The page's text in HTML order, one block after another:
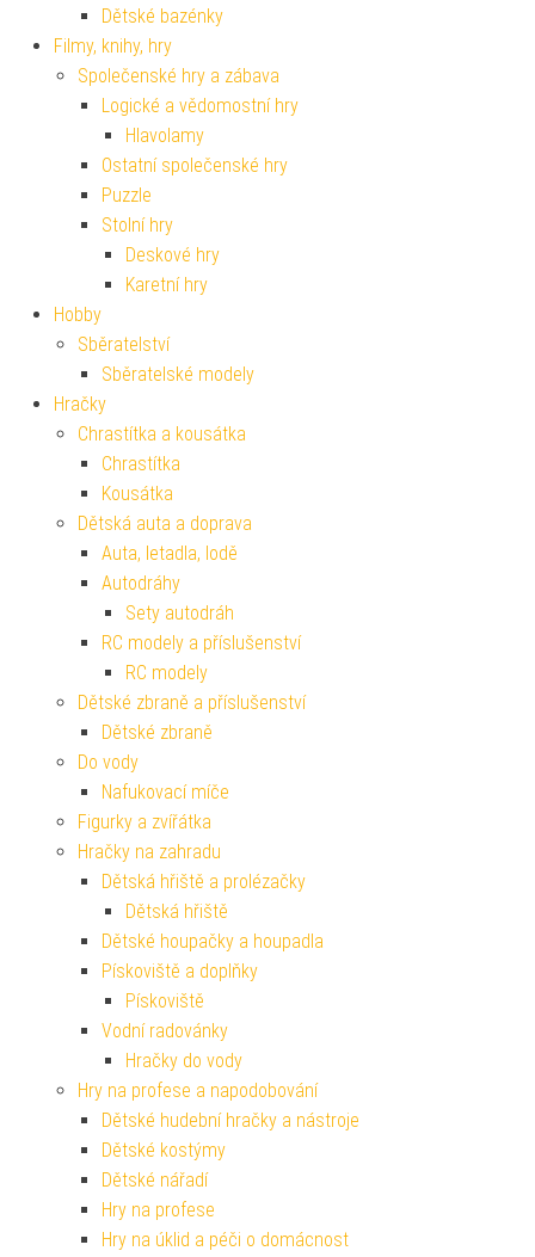
Dětské bazénky
Filmy, knihy, hry
Společenské hry a zábava
Logické a vědomostní hry
Hlavolamy
Ostatní společenské hry
Puzzle
Stolní hry
Deskové hry
Karetní hry
Hobby
Sběratelství
Sběratelské modely
Hračky
Chrastítka a kousátka
Chrastítka
Kousátka
Dětská auta a doprava
Auta, letadla, lodě
Autodráhy
Sety autodráh
RC modely a příslušenství
RC modely
Dětské zbraně a příslušenství
Dětské zbraně
Do vody
Nafukovací míče
Figurky a zvířátka
Hračky na zahradu
Dětská hřiště a prolézačky
Dětská hřiště
Dětské houpačky a houpadla
Pískoviště a doplňky
Pískoviště
Vodní radovánky
Hračky do vody
Hry na profese a napodobování
Dětské hudební hračky a nástroje
Dětské kostýmy
Dětské nářadí
Hry na profese
Hry na úklid a péči o domácnost